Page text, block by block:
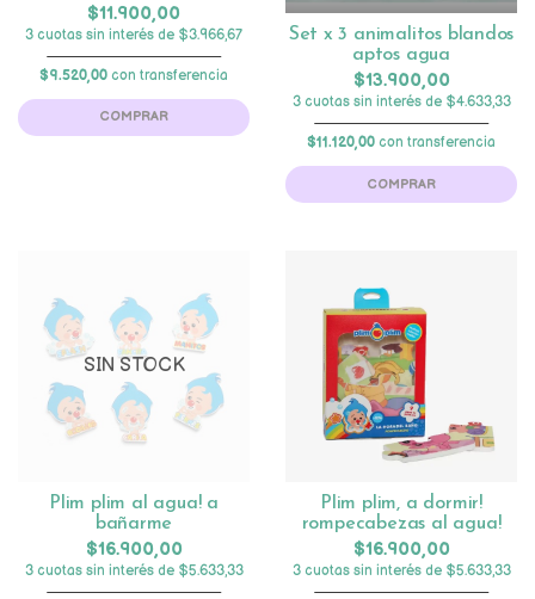
$11.900,00
3 cuotas sin interés de $3.966,67
$9.520,00 con transferencia
COMPRAR
Set x 3 animalitos blandos
aptos agua
$13.900,00
3 cuotas sin interés de $4.633,33
$11.120,00 con transferencia
COMPRAR
SIN STOCK
Plim plim al agua! a
bañarme
$16.900,00
3 cuotas sin interés de $5.633,33
Plim plim, a dormir!
rompecabezas al agua!
$16.900,00
3 cuotas sin interés de $5.633,33